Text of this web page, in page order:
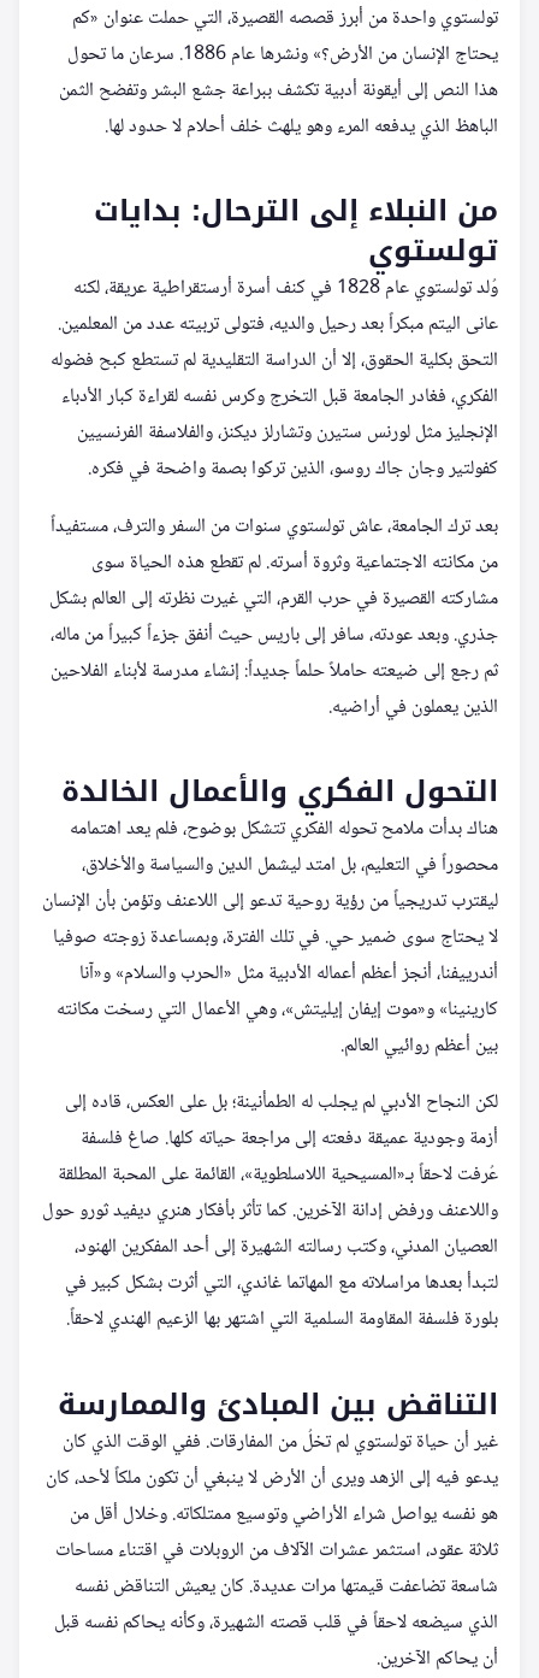
تولستوي واحدة من أبرز قصصه القصيرة، التي حملت عنوان «كم
يحتاج الإنسان من الأرض؟» ونشرها عام 1886. سرعان ما تحول
هذا النص إلى أيقونة أدبية تكشف ببراعة جشع البشر وتفضح الثمن
الباهظ الذي يدفعه المرء وهو يلهث خلف أحلام لا حدود لها.
من النبلاء إلى الترحال: بدايات
تولستوي
وُلد تولستوي عام 1828 في كنف أسرة أرستقراطية عريقة، لكنه
عانى اليتم مبكراً بعد رحيل والديه، فتولى تربيته عدد من المعلمين.
التحق بكلية الحقوق، إلا أن الدراسة التقليدية لم تستطع كبح فضوله
الفكري، فغادر الجامعة قبل التخرج وكرس نفسه لقراءة كبار الأدباء
الإنجليز مثل لورنس ستيرن وتشارلز ديكنز، والفلاسفة الفرنسيين
كفولتير وجان جاك روسو، الذين تركوا بصمة واضحة في فكره.
بعد ترك الجامعة، عاش تولستوي سنوات من السفر والترف، مستفيداً
من مكانته الاجتماعية وثروة أسرته. لم تقطع هذه الحياة سوى
مشاركته القصيرة في حرب القرم، التي غيرت نظرته إلى العالم بشكل
جذري. وبعد عودته، سافر إلى باريس حيث أنفق جزءاً كبيراً من ماله،
ثم رجع إلى ضيعته حاملاً حلماً جديداً: إنشاء مدرسة لأبناء الفلاحين
الذين يعملون في أراضيه.
التحول الفكري والأعمال الخالدة
هناك بدأت ملامح تحوله الفكري تتشكل بوضوح، فلم يعد اهتمامه
محصوراً في التعليم، بل امتد ليشمل الدين والسياسة والأخلاق،
ليقترب تدريجياً من رؤية روحية تدعو إلى اللاعنف وتؤمن بأن الإنسان
لا يحتاج سوى ضمير حي. في تلك الفترة، وبمساعدة زوجته صوفيا
أندرييفنا، أنجز أعظم أعماله الأدبية مثل «الحرب والسلام» و«آنا
كارينينا» و«موت إيفان إيليتش»، وهي الأعمال التي رسخت مكانته
بين أعظم روائيي العالم.
لكن النجاح الأدبي لم يجلب له الطمأنينة؛ بل على العكس، قاده إلى
أزمة وجودية عميقة دفعته إلى مراجعة حياته كلها. صاغ فلسفة
عُرفت لاحقاً بـ«المسيحية اللاسلطوية»، القائمة على المحبة المطلقة
واللاعنف ورفض إدانة الآخرين. كما تأثر بأفكار هنري ديفيد ثورو حول
العصيان المدني، وكتب رسالته الشهيرة إلى أحد المفكرين الهنود،
لتبدأ بعدها مراسلاته مع المهاتما غاندي، التي أثرت بشكل كبير في
بلورة فلسفة المقاومة السلمية التي اشتهر بها الزعيم الهندي لاحقاً.
التناقض بين المبادئ والممارسة
غير أن حياة تولستوي لم تخلُ من المفارقات. ففي الوقت الذي كان
يدعو فيه إلى الزهد ويرى أن الأرض لا ينبغي أن تكون ملكاً لأحد، كان
هو نفسه يواصل شراء الأراضي وتوسيع ممتلكاته. وخلال أقل من
ثلاثة عقود، استثمر عشرات الآلاف من الروبلات في اقتناء مساحات
شاسعة تضاعفت قيمتها مرات عديدة. كان يعيش التناقض نفسه
الذي سيضعه لاحقاً في قلب قصته الشهيرة، وكأنه يحاكم نفسه قبل
أن يحاكم الآخرين.